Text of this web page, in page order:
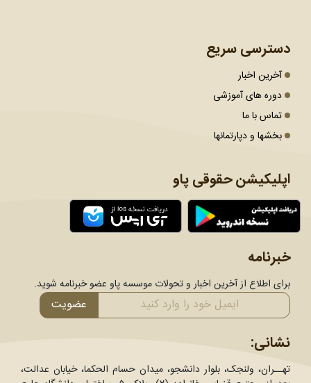
دسترسی سریع
آخرین اخبار
دوره های آموزشی
تماس با ما
بخشها و دپارتمانها
اپلیکیشن حقوقی پاو
خبرنامه
برای اطلاع از آخرین اخبار و تحولات موسسه پاو عضو خبرنامه شوید.
عضویت
نشانی:
تهــران، ولنجک، بلوار دانشجو، میدان حسام الحکما، خیابان عدالت،